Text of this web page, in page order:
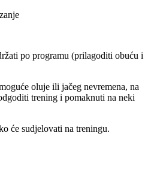
po programu (prilagoditi obuću i
oluje ili jačeg nevremena, na
trening i pomaknuti na neki
će sudjelovati na treningu.